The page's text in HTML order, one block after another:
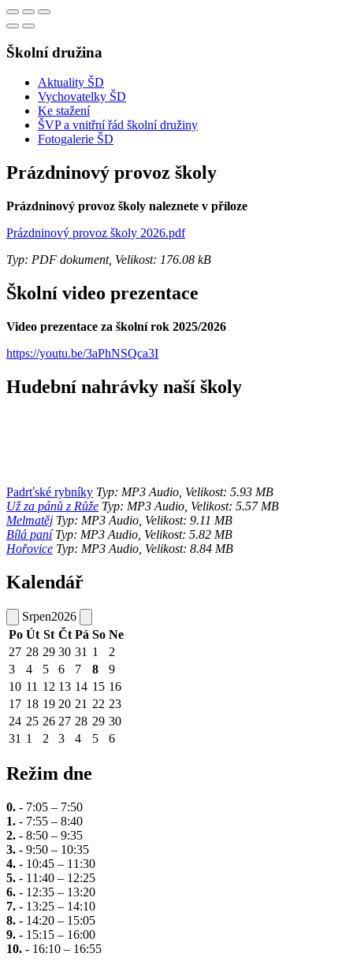
Školní družina
Aktuality ŠD
Vychovatelky ŠD
Ke stažení
ŠVP a vnitřní řád školní družiny
Fotogalerie ŠD
Prázdninový provoz školy
Prázdninový provoz školy naleznete v příloze
Prázdninový provoz školy 2026.pdf
Typ: PDF dokument, Velikost: 176.08 kB
Školní video prezentace
Video prezentace za školní rok 2025/2026
https://youtu.be/3aPhNSQca3I
Hudební nahrávky naší školy
Padrťské rybníky Typ: MP3 Audio, Velikost: 5.93 MB
Už za pánů z Růže Typ: MP3 Audio, Velikost: 5.57 MB
Melmatěj Typ: MP3 Audio, Velikost: 9.11 MB
Bílá paníTyp: MP3 Audio, Velikost: 5.82 MB
Hořovice Typ: MP3 Audio, Velikost: 8.84 MB
Kalendář
Srpen2026
Po Út St Čt Pá So Ne
27 28 29 30 31 1
2
3
4 5 6 7 8
9
10 11 12 13 14 15 16
17 18 19 20 21 22 23
24 25 26 27 28 29 30
31 1 2 3 4 5 6
Režim dne
0. - 7:05 – 7:50
1. - 7:55 – 8:40
2. - 8:50 – 9:35
3. - 9:50 – 10:35
4. - 10:45 – 11:30
5. - 11:40 – 12:25
6. - 12:35 – 13:20
7. - 13:25 – 14:10
8. - 14:20 – 15:05
9. - 15:15 – 16:00
10. - 16:10 – 16:55